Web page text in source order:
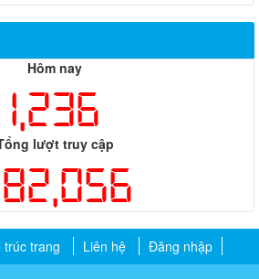
Hôm nay
1,236
Tổng lượt truy cập
trúc trang Liên hệ Đăng nhập